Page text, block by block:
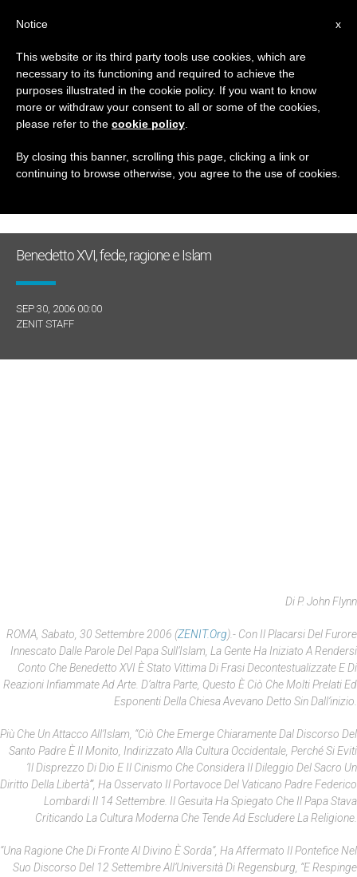
MESE
Settembre, 2006
ULTIME NOTIZIE
Benedetto XVI, fede, ragione e Islam
SEP 30, 2006 00:00
ZENIT STAFF
Di P. John Flynn
ROMA, Sabato, 30 Settembre 2006 (ZENIT.org).- Con Il Placarsi Del Furore
Innescato Dalle Parole Del Papa Sull’Islam, La Gente Ha Iniziato A Rendersi
Conto Che Benedetto XVI È Stato Vittima Di Frasi Decontestualizzate E Di
Reazioni Infiammate Ad Arte. D’altra Parte, Questo È Ciò Che Molti Prelati Ed
Esponenti Della Chiesa Avevano Detto Sin Dall’inizio.
Più Che Un Attacco All’Islam, “ciò Che Emerge Chiaramente Dal Discorso Del
Santo Padre È Il Monito, Indirizzato Alla Cultura Occidentale, Perché Si Eviti
‘il Disprezzo Di Dio E Il Cinismo Che Considera Il Dileggio Del Sacro Un
Diritto Della Libertà’”, Ha Osservato Il Portavoce Del Vaticano Padre Federico
Lombardi Il 14 Settembre. Il Gesuita Ha Spiegato Che Il Papa Stava
Criticando La Cultura Moderna Che Tende Ad Escludere La Religione.
“Una Ragione Che Di Fronte Al Divino È Sorda”, Ha Affermato Il Pontefice Nel
Suo Discorso Del 12 Settembre All’Università Di Regensburg, “e Respinge
x
Notice
This website or its third party tools use cookies, which are
necessary to its functioning and required to achieve the
purposes illustrated in the cookie policy. If you want to know
more or withdraw your consent to all or some of the cookies,
please refer to the cookie policy
By closing this banner, scrolling this page, clicking a link or
continuing to browse otherwise, you agree to the use of cookies.